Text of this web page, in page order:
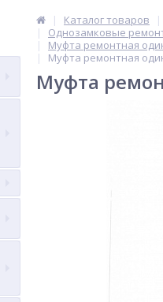
Каталог товаров
Однозамковые
Муфта ремонтная
Муфта ремонтная
Муфта